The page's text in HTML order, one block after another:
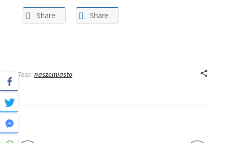
Share Share
Tags:naszemiasto